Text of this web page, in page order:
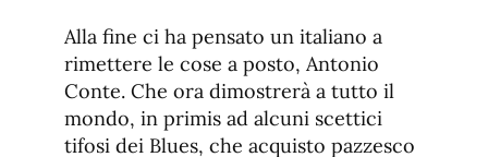
Alla fine ci ha pensato un italiano a
rimettere le cose a posto, Antonio
Conte. Che ora dimostrerà a tutto il
mondo, in primis ad alcuni scettici
tifosi dei Blues, che acquisto pazzesco